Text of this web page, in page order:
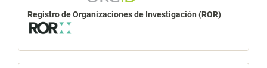
Registro de Organizaciones de Investigación (ROR)